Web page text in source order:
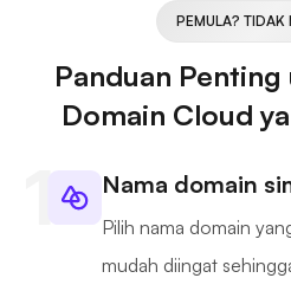
PEMULA? TIDAK
Panduan
Domain Cloud
Nama domain
Pilih nama domain
mudah diingat